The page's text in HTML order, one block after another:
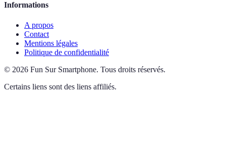
Informations
A propos
Contact
Mentions légales
Politique de confidentialité
© 2026 Fun Sur Smartphone. Tous droits réservés.
Certains liens sont des liens affiliés.